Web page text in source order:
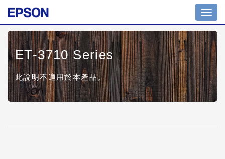
ET-3710 Series
此說明不適用於本產品。